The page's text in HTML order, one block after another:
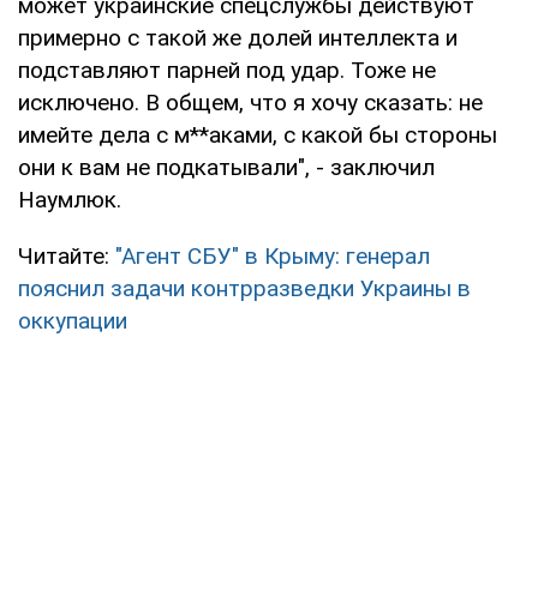
примерно с такой же долей интеллекта и
подставляют парней под удар. Тоже не
исключено. В общем, что я хочу сказать: не
имейте дела с м**аками, с какой бы стороны
они к вам не подкатывали", - заключил
Наумлюк.
Читайте: "Агент СБУ" в Крыму: генерал
пояснил задачи контрразведки Украины в
оккупации